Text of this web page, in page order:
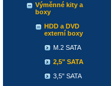
Výměnné kity a
boxy
HDD a DVD
externí boxy
M.2 SATA
2,5" SATA
3,5" SATA